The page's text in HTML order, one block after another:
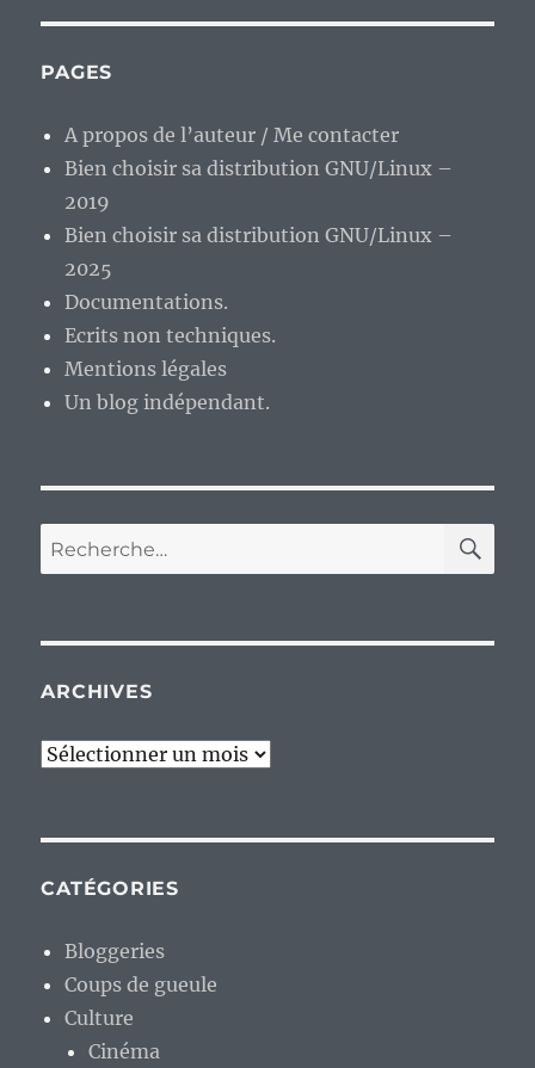
PAGES
A propos de l’auteur / Me contacter
Bien choisir sa distribution GNU/Linux –
2019
Bien choisir sa distribution GNU/Linux –
2025
Documentations.
Ecrits non techniques.
Mentions légales
Un blog indépendant.
Recherche
pour :
ARCHIVES
Archives
CATÉGORIES
Bloggeries
Coups de gueule
Culture
Cinéma